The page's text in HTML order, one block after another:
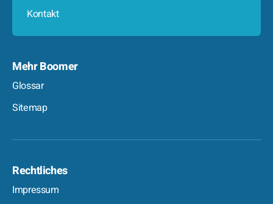
Kontakt
Mehr Boomer
Glossar
Sitemap
Rechtliches
Impressum